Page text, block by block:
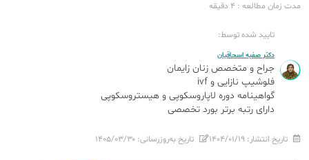
مدت زمان مطالعه : 4 دقیقه
تایید شده توسط:
دکتر صفیه اسحاقیان
جراح و متخصص زنان زایمان
فلوشیپ نازایی و ivf
گواهینامه دوره لاپاروسکوپی و هیستروسکوپی
دارای رتبه برتر بورد تخصصی
تاریخ انتشار: ۱۴۰۴/۰۱/۱۹ تاریخ به‌روزرسانی: ۱۴۰۵/۰۳/۳۰